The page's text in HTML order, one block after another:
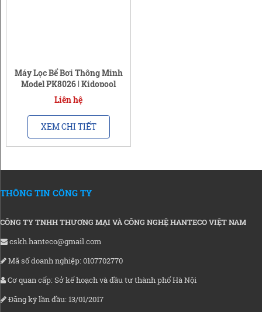
Máy Lọc Bể Bơi Thông Minh
Model PK8026 | Kidopool
Liên hệ
XEM CHI TIẾT
THÔNG TIN CÔNG TY
CÔNG TY TNHH THƯƠNG MẠI VÀ CÔNG NGHỆ HANTECO VIỆT NAM
cskh.hanteco@gmail.com
Mã số doanh nghiệp: 0107702770
Cơ quan cấp: Sở kế hoạch và đầu tư thành phố Hà Nội
Đăng ký lần đầu: 13/01/2017